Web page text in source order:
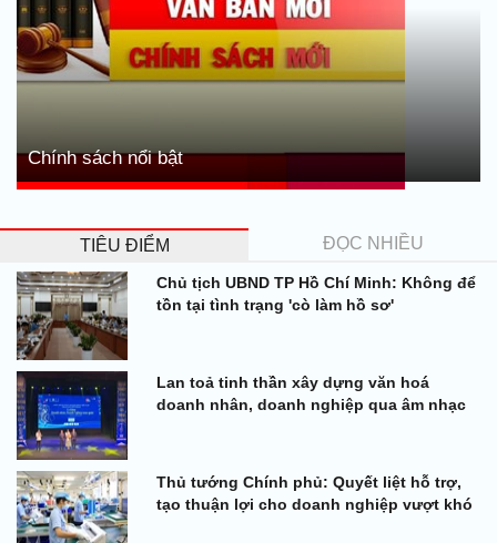
Chính sách nổi bật
TIÊU ĐIỂM ĐỌC NHIỀU
Chủ tịch UBND TP Hồ Chí Minh: Không để
tồn tại tình trạng 'cò làm hồ sơ'
Lan toả tinh thần xây dựng văn hoá
doanh nhân, doanh nghiệp qua âm nhạc
Thủ tướng Chính phủ: Quyết liệt hỗ trợ,
tạo thuận lợi cho doanh nghiệp vượt khó